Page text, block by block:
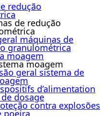
redução
de redução
máquinas de
granulométrica
moagem
moagem
geral sistema de
d’alimentation
dosage
contra explosões